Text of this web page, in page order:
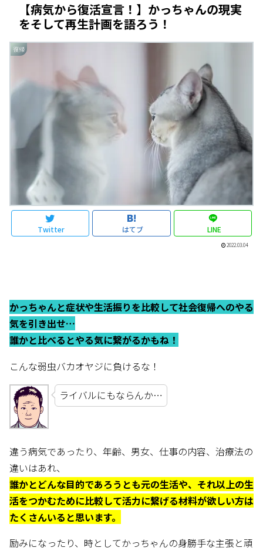
【病気から復活宣言！】かっちゃんの現実
をそして再生計画を語ろう！
復帰
Twitter はてブ LINE
2022.03.04
かっちゃんと症状や生活振りを比較して社会復帰へのやる
気を引き出せ…
誰かと比べるとやる気に繋がるかもね！
こんな弱虫バカオヤジに負けるな！
ライバルにもならんか…
違う病気であったり、年齢、男女、仕事の内容、治療法の
違いはあれ、
誰かとどんな目的であろうとも元の生活や、それ以上の生
活をつかむために比較して活力に繋げる材料が欲しい方は
たくさんいると思います。
励みになったり、時としてかっちゃんの身勝手な主張と頑